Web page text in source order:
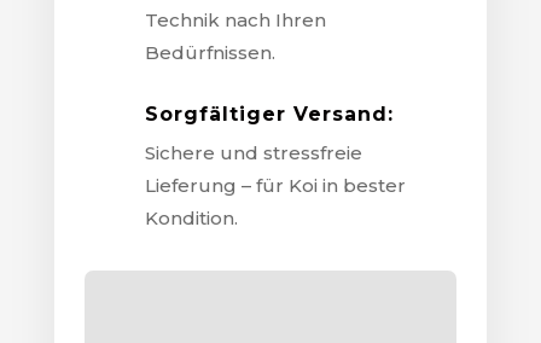
Technik nach Ihren
Bedürfnissen.
Sorgfältiger Versand:
Sichere und stressfreie
Lieferung – für Koi in bester
Kondition.